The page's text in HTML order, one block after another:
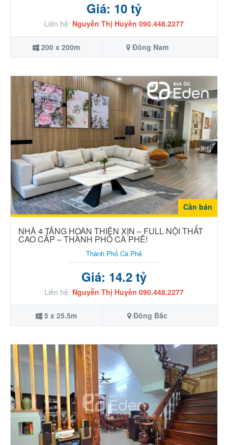
Giá: 10 tỷ
Liên hệ: Nguyễn Thị Huyền 090.448.2277
200 x 200m Đông Nam
Cần bán
NHÀ 4 TẦNG HOÀN THIỆN XỊN – FULL NỘI THẤT
CAO CẤP – THÀNH PHỐ CÀ PHÊ!
Thành Phố Cà Phê
Giá: 14.2 tỷ
Liên hệ: Nguyễn Thị Huyền 090.448.2277
5 x 25.5m Đông Bắc